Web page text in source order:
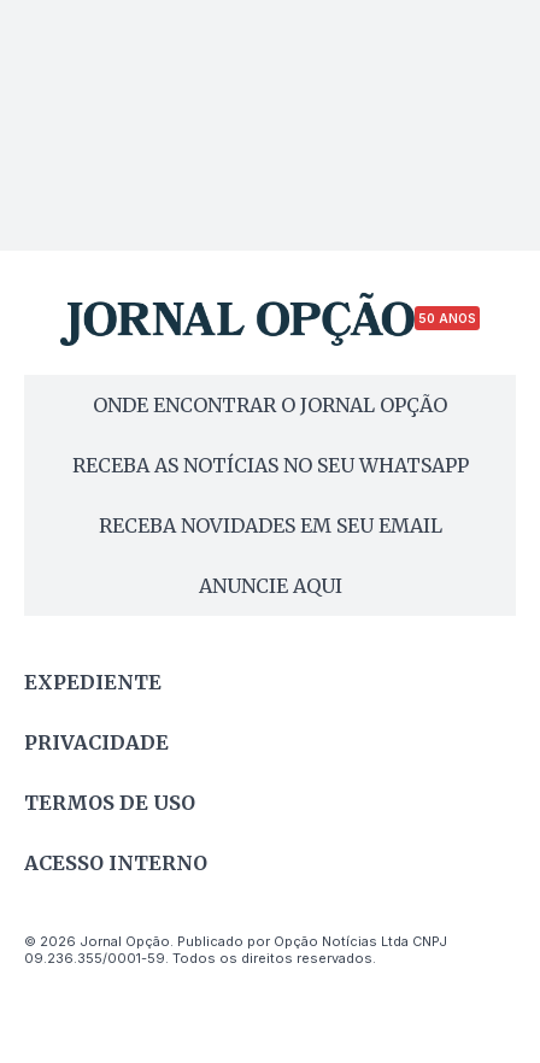
50 ANOS
ONDE ENCONTRAR O JORNAL OPÇÃO
RECEBA AS NOTÍCIAS NO SEU WHATSAPP
RECEBA NOVIDADES EM SEU EMAIL
ANUNCIE AQUI
EXPEDIENTE
PRIVACIDADE
TERMOS DE USO
ACESSO INTERNO
© 2026 Jornal Opção. Publicado por Opção Notícias Ltda CNPJ
09.236.355/0001-59. Todos os direitos reservados.